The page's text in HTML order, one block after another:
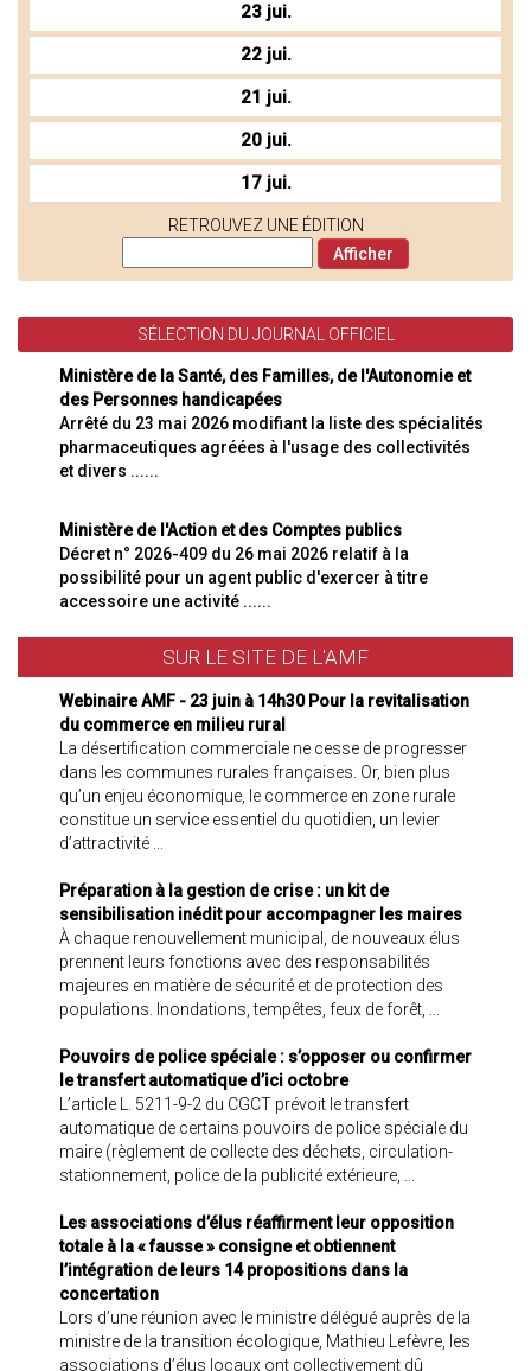
23 jui.
22 jui.
21 jui.
20 jui.
17 jui.
RETROUVEZ UNE ÉDITION
SÉLECTION DU JOURNAL OFFICIEL
Ministère de la Santé, des Familles, de l'Autonomie et
des Personnes handicapées
Arrêté du 23 mai 2026 modifiant la liste des spécialités
pharmaceutiques agréées à l'usage des collectivités
et divers ......
Ministère de l'Action et des Comptes publics
Décret n° 2026-409 du 26 mai 2026 relatif à la
possibilité pour un agent public d'exercer à titre
accessoire une activité ......
SUR LE SITE DE L'AMF
Webinaire AMF - 23 juin à 14h30 Pour la revitalisation
du commerce en milieu rural
La désertification commerciale ne cesse de progresser
dans les communes rurales françaises. Or, bien plus
qu’un enjeu économique, le commerce en zone rurale
constitue un service essentiel du quotidien, un levier
d’attractivité ...
Préparation à la gestion de crise : un kit de
sensibilisation inédit pour accompagner les maires
À chaque renouvellement municipal, de nouveaux élus
prennent leurs fonctions avec des responsabilités
majeures en matière de sécurité et de protection des
populations. Inondations, tempêtes, feux de forêt, ...
Pouvoirs de police spéciale : s’opposer ou confirmer
le transfert automatique d’ici octobre
L’article L. 5211-9-2 du CGCT prévoit le transfert
automatique de certains pouvoirs de police spéciale du
maire (règlement de collecte des déchets, circulation-
stationnement, police de la publicité extérieure, ...
Les associations d’élus réaffirment leur opposition
totale à la « fausse » consigne et obtiennent
l’intégration de leurs 14 propositions dans la
concertation
Lors d’une réunion avec le ministre délégué auprès de la
ministre de la transition écologique, Mathieu Lefèvre, les
associations d’élus locaux ont collectivement dû